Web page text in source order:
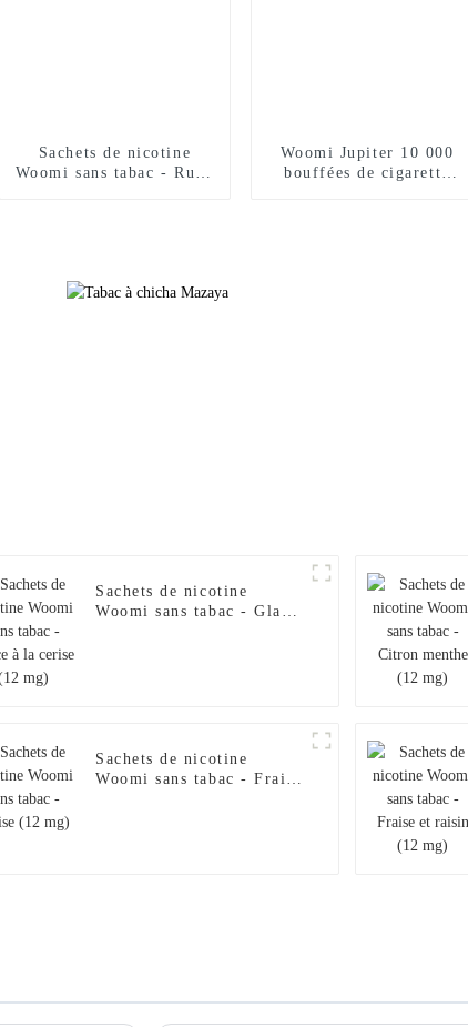
Sachets de nicotine
Woomi sans tabac - Ruby
Woomi Jupiter 10 000
bouffées de cigarette
Sachets de nicotine
Woomi sans tabac - Glace
Sachets de nicotine
Woomi sans tabac - Fraise